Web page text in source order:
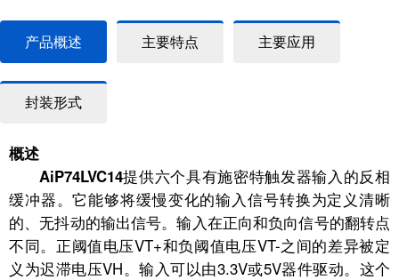
产品概述 主要特点 主要应用
封装形式
概述
AiP74LVC14提供六个具有施密特触发器输入的反相
缓冲器。它能够将缓慢变化的输入信号转换为定义清晰
的、无抖动的输出信号。输入在正向和负向信号的翻转点
不同。正阈值电压VT+和负阈值电压VT-之间的差异被定
义为迟滞电压VH。输入可以由3.3V或5V器件驱动。这个